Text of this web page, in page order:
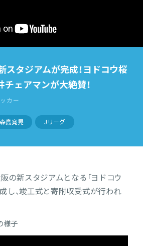
スタジアムが完成！ヨドコウ桜
ェアマンが大絶賛！
カー
森島寛晃 Jリーグ
の新スタジアムとなる「ヨドコウ
し、竣工式と寄附収受式が行われ
様子